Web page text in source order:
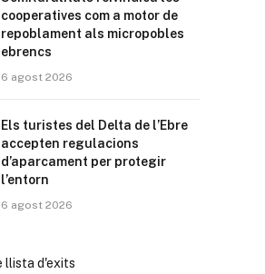
cooperatives com a motor de
repoblament als micropobles
ebrencs
6 agost 2026
Els turistes del Delta de l’Ebre
accepten regulacions
d’aparcament per protegir
l’entorn
6 agost 2026